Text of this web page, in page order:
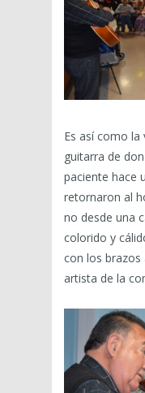
Es así como la
guitarra de
paciente hace
retornaron al
no desde una
colorido y
con los
artista de la